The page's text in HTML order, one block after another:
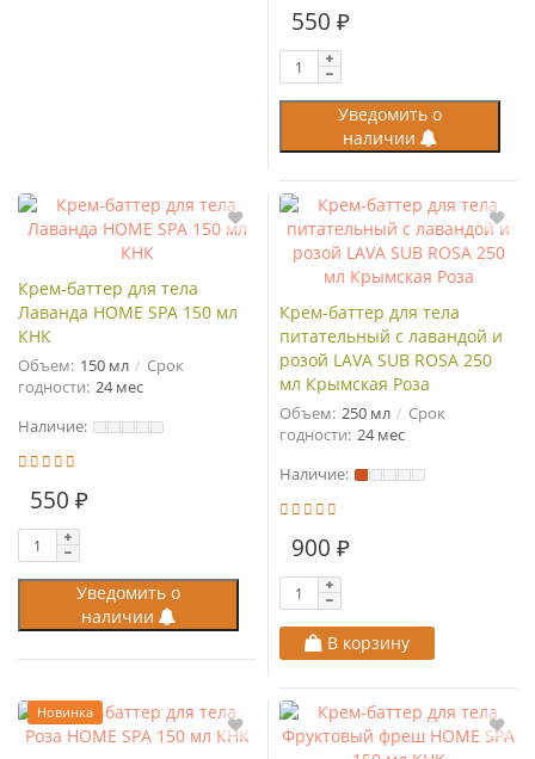
550 ₽
Уведомить о
наличии
Крем-баттер для тела
Лаванда HOME SPA 150 мл
КНК
Объем: 150 мл
Срок
годности: 24 мес
Наличие:
550 ₽
Уведомить о
наличии
Крем-баттер для тела
питательный с лавандой и
розой LAVA SUB ROSA 250
мл Крымская Роза
Объем: 250 мл
Срок
годности: 24 мес
Наличие:
900 ₽
В корзину
Новинка